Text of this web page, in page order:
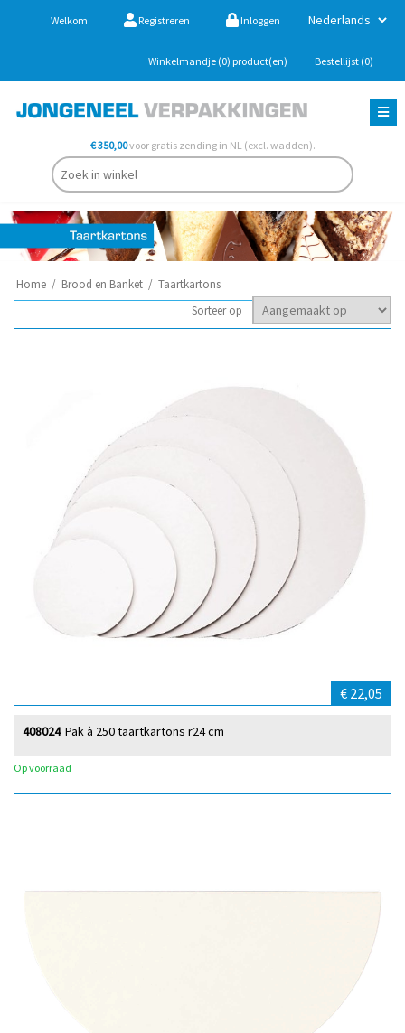
Welkom Registreren Inloggen
Winkelmandje (0) product(en) Bestellijst (0)
€ 350,00voor gratis zending in NL (excl. wadden).
Home / Brood en Banket / Taartkartons
Sorteer op
€ 22,05
Pak à 250 taartkartons r24 cm
408024
Op voorraad